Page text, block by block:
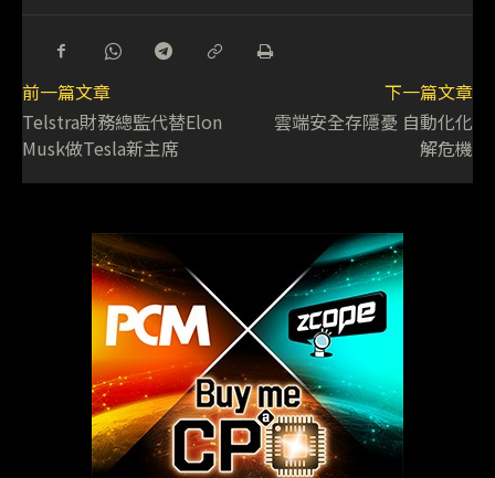
前一篇文章
Telstra財務總監代替Elon
Musk做Tesla新主席
下一篇文章
雲端安全存隱憂 自動化化
解危機